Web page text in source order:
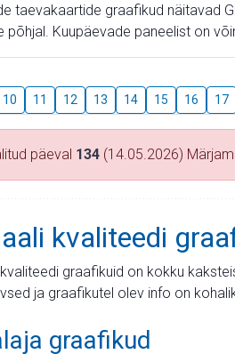
taevakaartide graafikud näitavad
põhjal. Kuupäevade paneelist on
10 11 12 13 14 15 16 17
päeval 134 (14.05.2026)
kvaliteedi
graafikuid on kokku
ja graafikutel olev info on
graafikud